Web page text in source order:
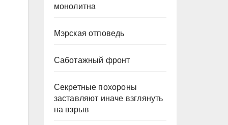
монолитна
Мэрская отповедь
Саботажный фронт
Секретные похороны
заставляют иначе взглянуть
на взрыв